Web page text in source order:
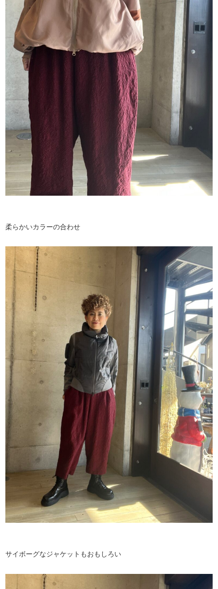
柔らかいカラーの合わせ
サイボーグなジャケットもおもしろい